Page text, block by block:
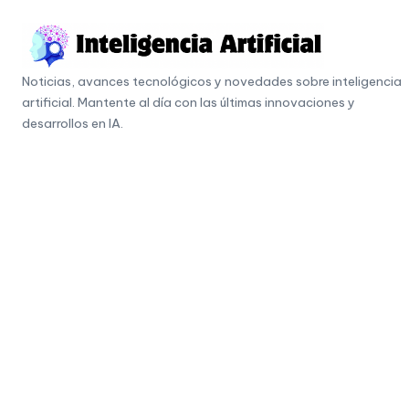
content
I
n
t
Noticias, avances tecnológicos y novedades sobre inteligencia
artificial. Mantente al día con las últimas innovaciones y
desarrollos en IA.